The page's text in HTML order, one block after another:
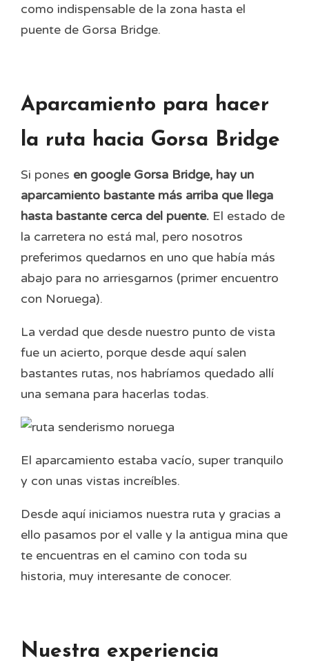
como indispensable de la zona hasta el
puente de Gorsa Bridge.
Aparcamiento para hacer
la ruta hacia Gorsa Bridge
Si pones en google Gorsa Bridge, hay un
aparcamiento bastante más arriba que llega
hasta bastante cerca del puente. El estado de
la carretera no está mal, pero nosotros
preferimos quedarnos en uno que había más
abajo para no arriesgarnos (primer encuentro
con Noruega).
La verdad que desde nuestro punto de vista
fue un acierto, porque desde aquí salen
bastantes rutas, nos habríamos quedado allí
una semana para hacerlas todas.
El aparcamiento estaba vacío, super tranquilo
y con unas vistas increíbles.
Desde aquí iniciamos nuestra ruta y gracias a
ello pasamos por el valle y la antigua mina que
te encuentras en el camino con toda su
historia, muy interesante de conocer.
Nuestra experiencia